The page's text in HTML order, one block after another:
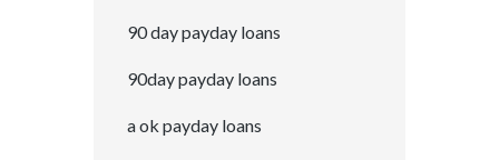
90 day payday loans
90day payday loans
a ok payday loans